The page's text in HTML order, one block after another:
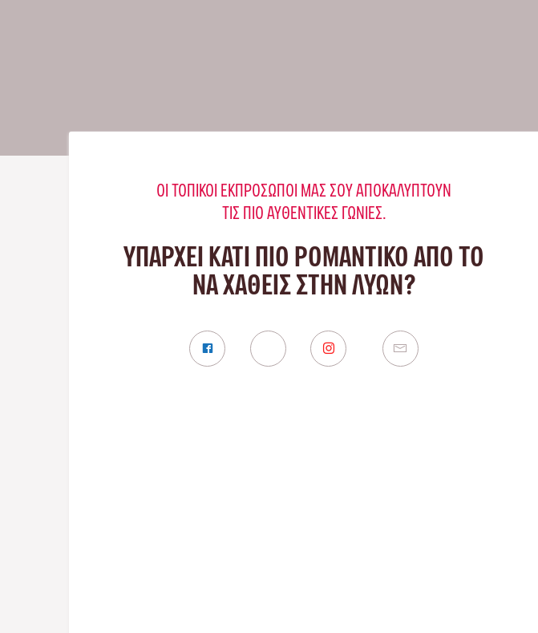
ΟΙ ΤΟΠΙΚΟΊ ΕΚΠΡΌΣΩΠΟΊ ΜΑΣ ΣΟΥ ΑΠΟΚΑΛΎΠΤΟΥΝ
ΤΙΣ ΠΙΟ ΑΥΘΕΝΤΙΚΈΣ ΓΩΝΙΈΣ.
ΥΠΑΡΧΕΙ ΚΑΤΙ ΠΙΟ ΡΟΜΑΝΤΙΚΟ ΑΠΟ ΤΟ
ΝΑ ΧΑΘΕΙΣ ΣΤΗΝ ΛΥΏΝ?